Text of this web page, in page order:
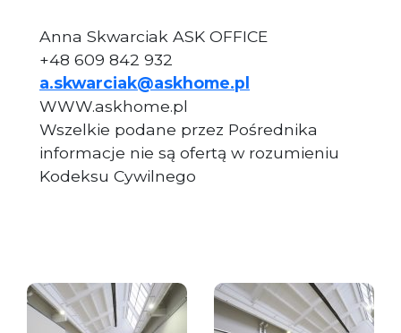
Anna Skwarciak ASK OFFICE
+48 609 842 932
a.skwarciak@askhome.pl
WWW.askhome.pl
Wszelkie podane przez Pośrednika
informacje nie są ofertą w rozumieniu
Kodeksu Cywilnego